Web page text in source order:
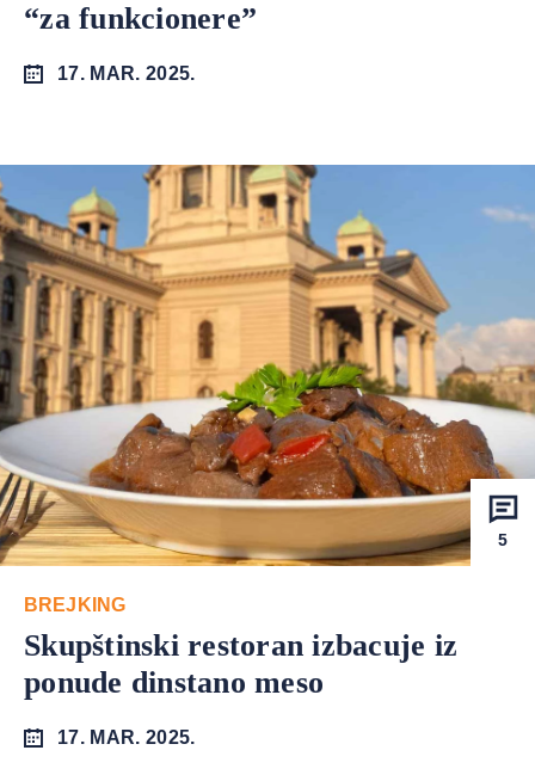
“za funkcionere”
17. MAR. 2025.
5
BREJKING
Skupštinski restoran izbacuje iz
ponude dinstano meso
17. MAR. 2025.